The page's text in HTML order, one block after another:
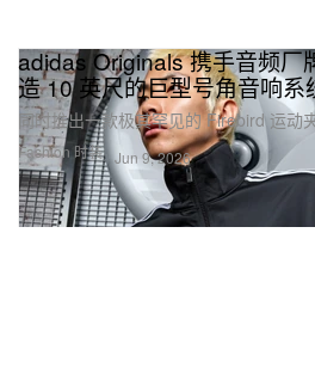
Fashion 时装
adidas Originals 携手音频厂
造 10 英尺的巨型号角音响系
同时推出一款极其罕见的 Firebird 运动
Jun 9, 2026